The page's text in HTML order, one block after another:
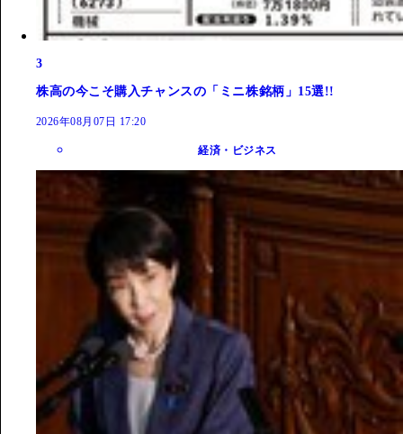
3
株高の今こそ購入チャンスの「ミニ株銘柄」15選!!
2026年08月07日 17:20
経済・ビジネス